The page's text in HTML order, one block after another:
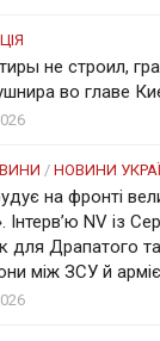
не строил,
во главе
/ НОВИНИ
на фронті
Інтерв’ю NV із
для Драпатого та
між ЗСУ й